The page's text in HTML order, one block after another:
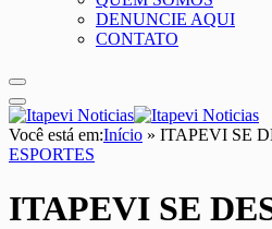
DENUNCIE AQUI
CONTATO
Você está em:Início » ITAPEVI SE
ESPORTES
ITAPEVI SE